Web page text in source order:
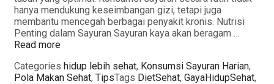
hanya mendukung keseimbangan gizi, tetapi juga
membantu mencegah berbagai penyakit kronis. Nutrisi
Penting dalam Sayuran Sayuran kaya akan beragam …
Read more
Categories hidup lebih sehat, Konsumsi Sayuran Harian,
Pola Makan Sehat, TipsTags DietSehat, GayaHidupSehat,